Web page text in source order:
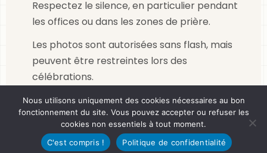
Respectez le silence, en particulier pendant
les offices ou dans les zones de prière.
Les photos sont autorisées sans flash, mais
peuvent être restreintes lors des
célébrations.
Essayez de venir tôt le matin ou en fin de
journée pour profiter pleinement de la
lumière des vitraux et éviter l’affluence.
Nous utilisons uniquement des cookies nécessaires au bon
fonctionnement du site. Vous pouvez accepter ou refuser les
cookies non essentiels à tout moment.
C'est compris !
Politique de confidentialité